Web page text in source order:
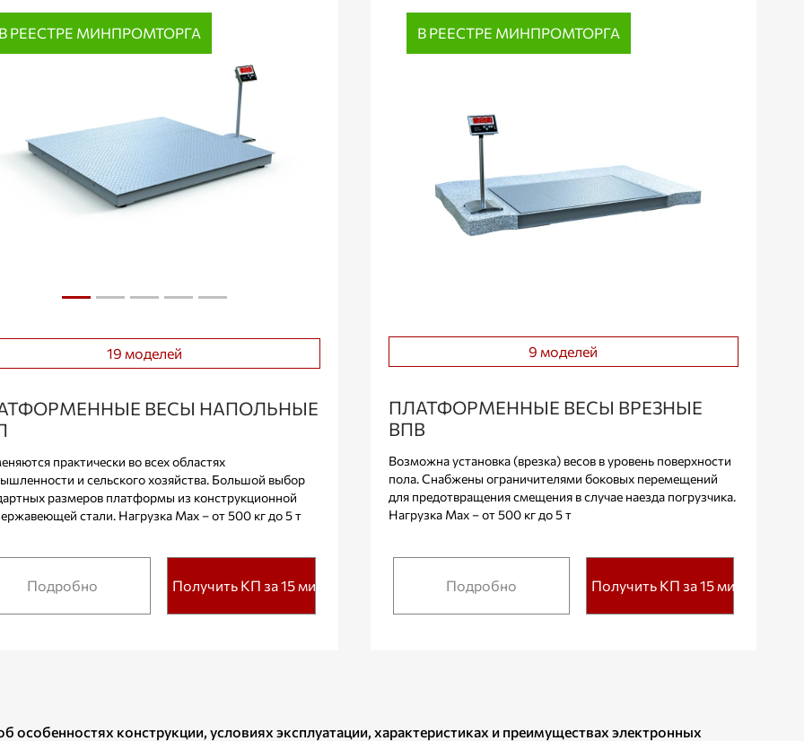
В РЕЕСТРЕ МИНПРОМТОРГА
19 моделей
ВЕСЫ НАПОЛЬНЫЕ
практически во всех областях
и сельского хозяйства. Большой выбор
размеров платформы из конструкционной
стали. Нагрузка Max – от 500 кг до 5 т
Подробно Получить КП за 15 мин.
В РЕЕСТРЕ МИНПРОМТОРГА
9 моделей
ПЛАТФОРМЕННЫЕ ВЕСЫ ВРЕЗНЫЕ
ВПВ
Возможна установка (врезка) весов в уровень поверхности
пола. Снабжены ограничителями боковых перемещений
для предотвращения смещения в случае наезда погрузчика.
Нагрузка Max – от 500 кг до 5 т
Подробно Получить КП за 15 мин.
особенностях конструкции, условиях эксплуатации, характеристиках и преимуществах электронных